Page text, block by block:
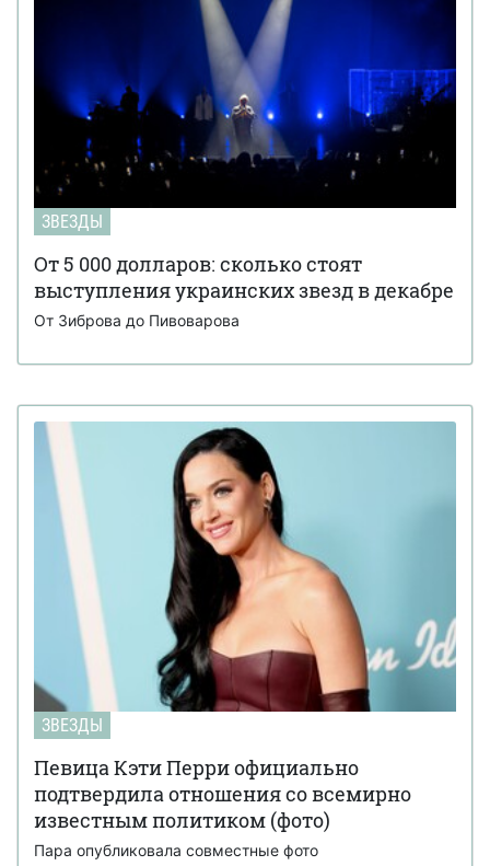
ЗВЕЗДЫ
От 5 000 долларов: сколько стоят
выступления украинских звезд в декабре
От Зиброва до Пивоварова
ЗВЕЗДЫ
Певица Кэти Перри официально
подтвердила отношения со всемирно
известным политиком (фото)
Пара опубликовала совместные фото